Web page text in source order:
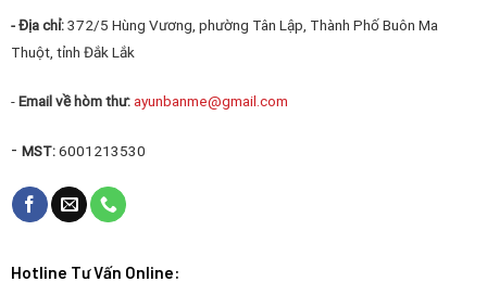
- Địa chỉ:372/5 Hùng Vương, phường Tân Lập, Thành Phố Buôn Ma
Thuột, tỉnh Đắk Lắk
-Email về hòm thư:ayunbanme@gmail.com
- MST:6001213530
Hotline Tư Vấn Online: